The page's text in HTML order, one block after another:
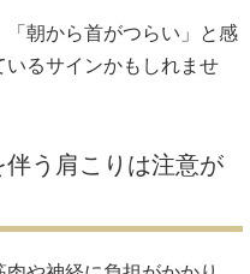
「朝から首がつらい」と感
いるサインかもしれませ
う肩こりは注意が